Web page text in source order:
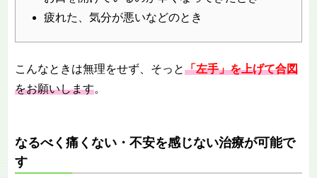
疲れた、気分が悪いなどのとき
こんなときは無理をせず、そっと「左手」を上げて合図
をお願いします。
なるべく痛くない・不安を感じない治療が可能で
す